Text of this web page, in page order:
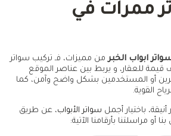
ممرات في
ابواب الخبرمن مميزات، فـ تركيب سواتر
للعقار، و يربط بين عناصر الموقع
أو المستخدمين بشكل واضح وآمن، كما
القوية.
باختيار أجمل سواتر الأبواب، عن طريق
أو مراسلتنا بأرقامنا الآتية: